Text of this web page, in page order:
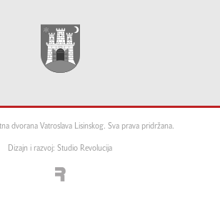
dvorana Vatroslava Lisinskog. Sva prava pridržana.
Dizajn i razvoj: Studio Revolucija